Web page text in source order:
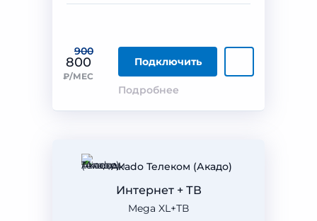
900
800
₽/МЕС
Подключить
Подробнее
Akado Телеком (Акадо)
Mega XL+ТВ
Интернет + ТВ